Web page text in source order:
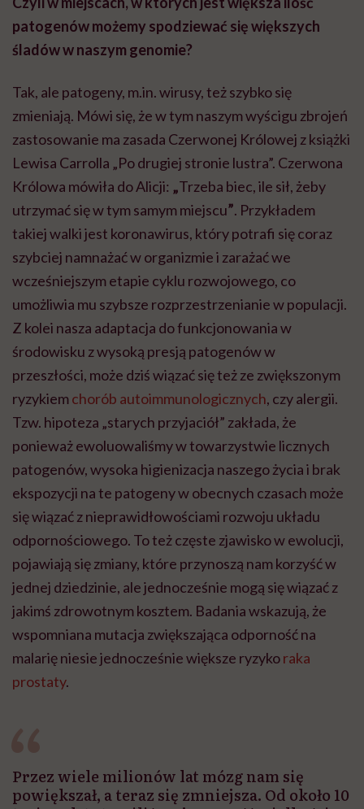
patogenów możemy spodziewać się większych
śladów w naszym genomie?
Tak, ale patogeny, m.in. wirusy, też szybko się
zmieniają. Mówi się, że w tym naszym wyścigu zbrojeń
zastosowanie ma zasada Czerwonej Królowej z książki
Lewisa Carrolla „Po drugiej stronie lustra”. Czerwona
Królowa mówiła do Alicji: „Trzeba biec, ile sił, żeby
utrzymać się w tym samym miejscu”. Przykładem
takiej walki jest koronawirus, który potrafi się coraz
szybciej namnażać w organizmie i zarażać we
wcześniejszym etapie cyklu rozwojowego, co
umożliwia mu szybsze rozprzestrzenianie w populacji.
Z kolei nasza adaptacja do funkcjonowania w
środowisku z wysoką presją patogenów w
przeszłości, może dziś wiązać się też ze zwiększonym
ryzykiemchorób autoimmunologicznych, czy alergii.
Tzw. hipoteza „starych przyjaciół” zakłada, że
ponieważ ewoluowaliśmy w towarzystwie licznych
patogenów, wysoka higienizacja naszego życia i brak
ekspozycji na te patogeny w obecnych czasach może
się wiązać z nieprawidłowościami rozwoju układu
odpornościowego. To też częste zjawisko w ewolucji,
pojawiają się zmiany, które przynoszą nam korzyść w
jednej dziedzinie, ale jednocześnie mogą się wiązać z
jakimś zdrowotnym kosztem. Badania wskazują, że
wspomniana mutacja zwiększająca odporność na
malarię niesie jednocześnie większe ryzykoraka
prostaty.
Przez wiele milionów lat mózg nam się
powiększał, a teraz się zmniejsza. Od około 10